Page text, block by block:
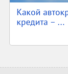
Какой
кредита – ...